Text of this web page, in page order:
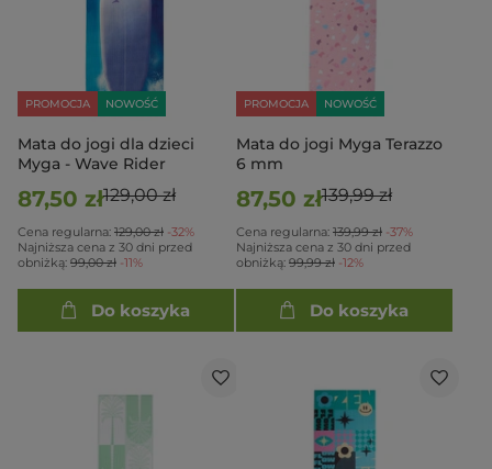
PROMOCJA NOWOŚĆ
Mata do jogi dla dzieci
Myga - Wave Rider
87,50 zł129,00 zł
Cena regularna: 129,00 zł -32%
Najniższa cena z 30 dni przed
obniżką: 99,00 zł -11%
Do koszyka
PROMOCJA NOWOŚĆ
Mata do jogi Myga Terazzo
6 mm
87,50 zł139,99 zł
Cena regularna: 139,99 zł -37%
Najniższa cena z 30 dni przed
obniżką: 99,99 zł -12%
Do koszyka